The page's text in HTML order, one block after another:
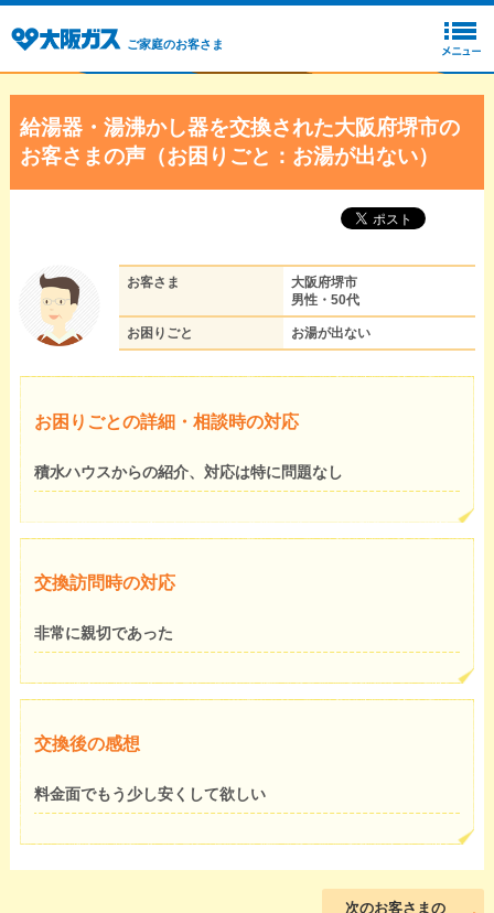
ご家庭のお客さま
給湯器・湯沸かし器を交換された大阪府堺市の
お客さまの声（お困りごと：お湯が出ない）
お客さま
大阪府堺市
男性・50代
お困りごと お湯が出ない
お困りごとの詳細・相談時の対応
積水ハウスからの紹介、対応は特に問題なし
交換訪問時の対応
非常に親切であった
交換後の感想
料金面でもう少し安くして欲しい
次のお客さまの